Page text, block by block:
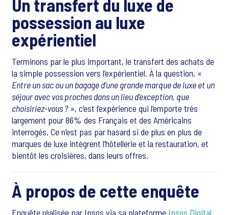
Un transfert du luxe de
possession au luxe
expérientiel
Terminons par le plus important, le transfert des achats de
la simple possession vers l’expérientiel. À la question, «
Entre un sac ou un bagage d’une grande marque de luxe et un
séjour avec vos proches dans un lieu d’exception, que
choisiriez-vous ?», c’est l’expérience qui l’emporte très
largement pour 86% des Français et des Américains
interrogés. Ce n’est pas par hasard si de plus en plus de
marques de luxe intègrent l’hôtellerie et la restauration, et
bientôt les croisières, dans leurs offres.
À propos de cette enquête
Enquête réalisée par Ipsos via sa plateforme Ipsos.Digital